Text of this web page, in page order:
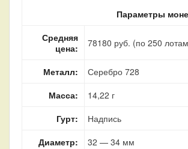
Параметры
Средняя
цена:
78180 руб. (по 250
Металл:
Серебро 728
Масса:
14,22 г
Гурт:
Надпись
Диаметр:
32 — 34 мм